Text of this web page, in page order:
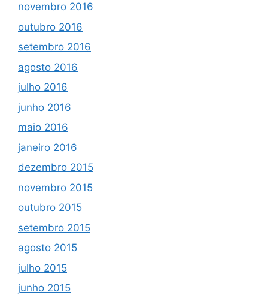
novembro 2016
outubro 2016
setembro 2016
agosto 2016
julho 2016
junho 2016
maio 2016
janeiro 2016
dezembro 2015
novembro 2015
outubro 2015
setembro 2015
agosto 2015
julho 2015
junho 2015